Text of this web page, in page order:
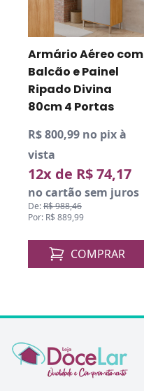
Armário Aéreo com
Balcão e Painel
Ripado Divina
80cm 4 Portas
R$ 800,99 no pix à
vista
12x de R$ 74,17
no cartão sem juros
De:R$ 988,46
Por: R$ 889,99
COMPRAR